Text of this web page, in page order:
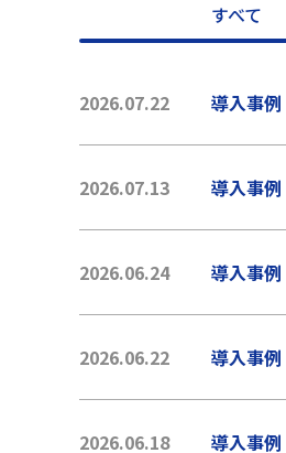
すべて
2026.07.22 導入事例
2026.07.13 導入事例
2026.06.24 導入事例
2026.06.22 導入事例
2026.06.18 導入事例